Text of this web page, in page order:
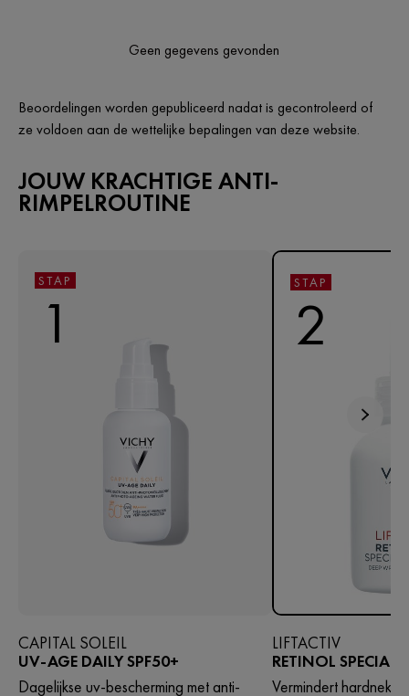
Geen gegevens gevonden
Beoordelingen worden gepubliceerd nadat is gecontroleerd of
ze voldoen aan de wettelijke bepalingen van deze website.
JOUW KRACHTIGE ANTI-
RIMPELROUTINE
STAP
1
CAPITAL SOLEIL
UV-AGE DAILY SPF50+
Dagelijkse uv-bescherming met anti-
STAP
2
LIFTACTIV
RETINOL
Vermindert